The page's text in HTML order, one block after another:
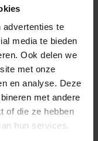
advertenties te
media te bieden
Ook delen we
met onze
en analyse. Deze
met andere
of die ze hebben
hun services.
risico
het verplicht eigen
eigen risico van
eigen risico, hoe